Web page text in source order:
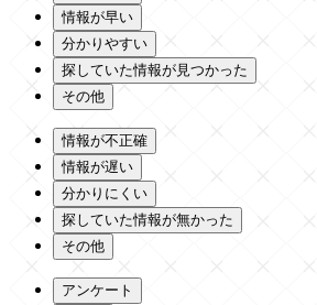
情報が早い
分かりやすい
探していた情報が見つかった
その他
情報が不正確
情報が遅い
分かりにくい
探していた情報が無かった
その他
アンケート